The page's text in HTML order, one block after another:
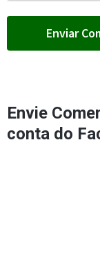
Envie
conta do